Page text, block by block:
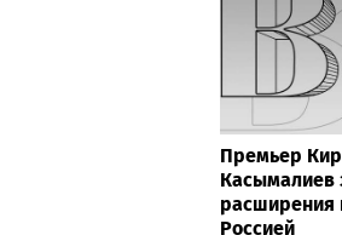
Премьер
Касымалиев
расширения
Россией